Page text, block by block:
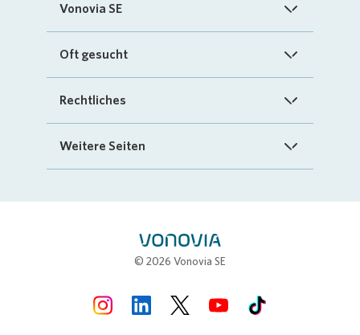
Vonovia SE
Startseite
Investoren
Presse
Oft gesucht
FAQ
„Mein Vonovia“ App
Mein Zuhause
Rechtliches
Impressum
Weitere Seiten
© 2026 Vonovia SE